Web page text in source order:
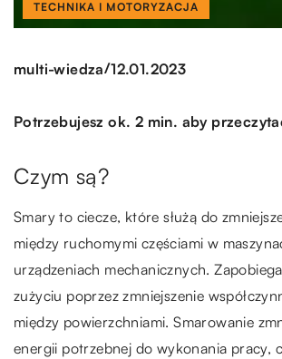
TECHNIKA I MOTORYZACJA
multi-wiedza/12.01.2023
Potrzebujesz ok. 2 min. aby
Czym są?
Smary to ciecze, które służą do
między ruchomymi częściami w
urządzeniach mechanicznych.
zużyciu poprzez zmniejszenie
między powierzchniami. Smarowanie
energii potrzebnej do wykonania pracy,